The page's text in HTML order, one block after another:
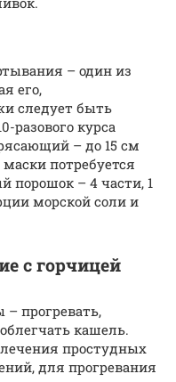
– один из
его,
следует быть
разового курса
– до 15 см
потребуется
порошок – 4 части, 1
морской соли и
с горчицей
– прогревать,
кашель.
простудных
для прогревания